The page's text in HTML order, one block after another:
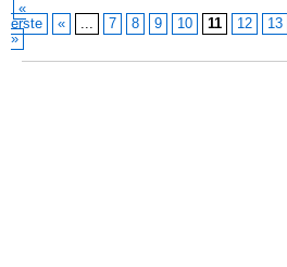
«
erste
« ... 7 8 9 10 11 12 13
»